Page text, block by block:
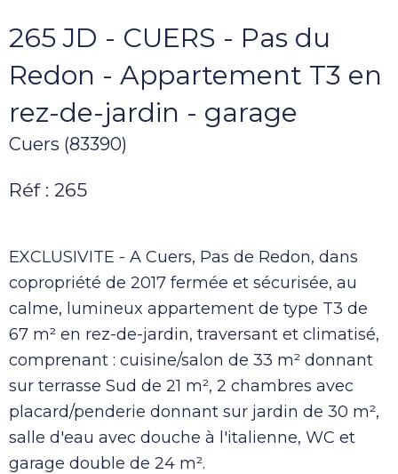
265 JD - CUERS - Pas du
Redon - Appartement T3 en
rez-de-jardin - garage
Cuers (83390)
Réf : 265
EXCLUSIVITE - A Cuers, Pas de Redon, dans
copropriété de 2017 fermée et sécurisée, au
calme, lumineux appartement de type T3 de
67 m² en rez-de-jardin, traversant et climatisé,
comprenant : cuisine/salon de 33 m² donnant
sur terrasse Sud de 21 m², 2 chambres avec
placard/penderie donnant sur jardin de 30 m²,
salle d'eau avec douche à l'italienne, WC et
garage double de 24 m².